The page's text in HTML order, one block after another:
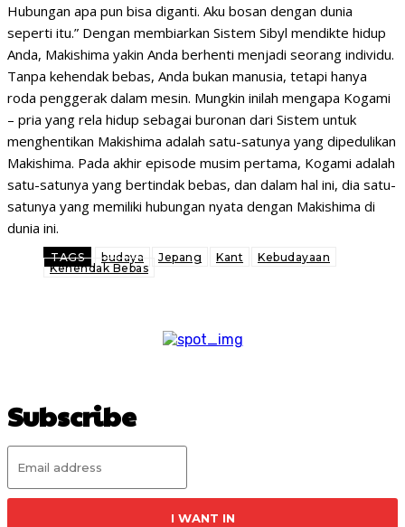
Hubungan apa pun bisa diganti. Aku bosan dengan dunia
seperti itu.” Dengan membiarkan Sistem Sibyl mendikte hidup
Anda, Makishima yakin Anda berhenti menjadi seorang individu.
Tanpa kehendak bebas, Anda bukan manusia, tetapi hanya
roda penggerak dalam mesin. Mungkin inilah mengapa Kogami
– pria yang rela hidup sebagai buronan dari Sistem untuk
menghentikan Makishima adalah satu-satunya yang dipedulikan
Makishima. Pada akhir episode musim pertama, Kogami adalah
satu-satunya yang bertindak bebas, dan dalam hal ini, dia satu-
satunya yang memiliki hubungan nyata dengan Makishima di
dunia ini.
TAGS budaya Jepang Kant
Kebudayaan
Kehendak Bebas
Subscribe
I WANT IN